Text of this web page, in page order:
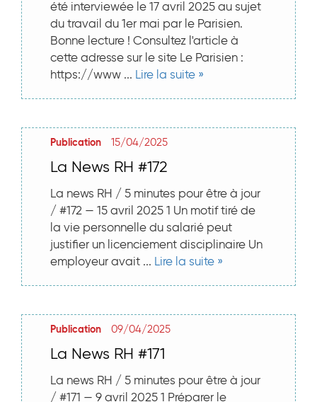
été interviewée le 17 avril 2025 au sujet
du travail du 1er mai par le Parisien.
Bonne lecture ! Consultez l'article à
cette adresse sur le site Le Parisien :
https://www ... Lire la suite »
Publication 15/04/2025
La News RH #172
La news RH / 5 minutes pour être à jour
/ #172 — 15 avril 2025 1 Un motif tiré de
la vie personnelle du salarié peut
justifier un licenciement disciplinaire Un
employeur avait ... Lire la suite »
Publication 09/04/2025
La News RH #171
La news RH / 5 minutes pour être à jour
/ #171 — 9 avril 2025 1 Préparer le